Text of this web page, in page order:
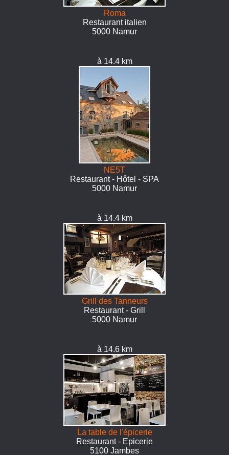
Roma
Restaurant italien
5000 Namur
à 14.4 km
NE5T
Restaurant - Hôtel - SPA
5000 Namur
à 14.4 km
Grill des Tanneurs
Restaurant - Grill
5000 Namur
à 14.6 km
La table de l'épicerie
Restaurant - Epicerie
5100 Jambes